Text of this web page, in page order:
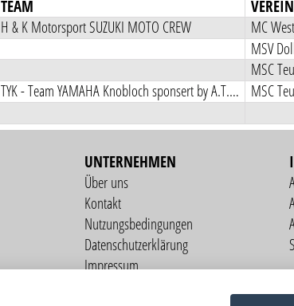
TEAM VEREIN
H & K Motorsport SUZUKI MOTO CREW MC
MSV
MSC
TYK - Team YAMAHA Knobloch sponsert by A.T.E.C MSC
UNTERNEHMEN
Über uns
Kontakt
Nutzungsbedingungen
Datenschutzerklärung
Impressum